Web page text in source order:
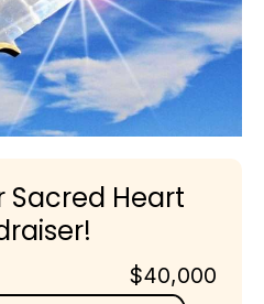
Sacred Heart
$40,000